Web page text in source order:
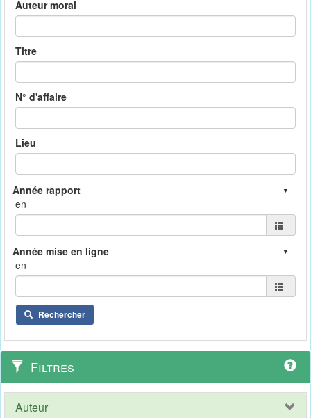
Auteur moral
Titre
N° d'affaire
Lieu
en
en
Rechercher
Filtres
Auteur